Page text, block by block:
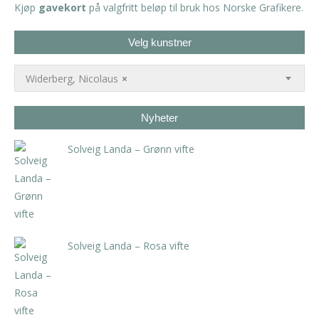
Kjøp gavekort på valgfritt beløp til bruk hos Norske Grafikere.
Velg kunstner
×
Widerberg, Nicolaus
Nyheter
Solveig Landa – Grønn vifte
Solveig Landa – Rosa vifte